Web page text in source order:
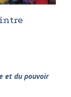
et du pouvoir